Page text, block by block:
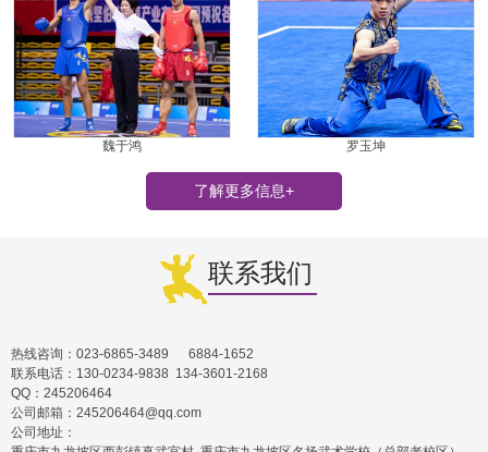
魏于鸿 罗玉坤
了解更多信息+
联系我们
热线咨询：023-6865-3489 6884-1652
联系电话：130-0234-9838 134-3601-2168
QQ：245206464
公司邮箱：245206464@qq.com
公司地址：